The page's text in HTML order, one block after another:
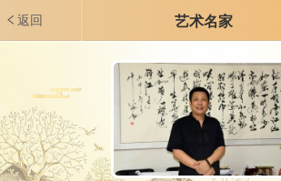
返回 艺术名家